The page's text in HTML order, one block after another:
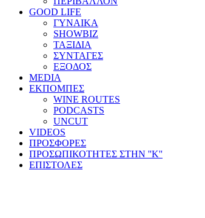
GOOD LIFE
ΓΥΝΑΙΚΑ
SHOWBIZ
ΤΑΞΙΔΙΑ
ΣΥΝΤΑΓΕΣ
ΕΞΟΔΟΣ
MEDIA
ΕΚΠΟΜΠΕΣ
WINE ROUTES
PODCASTS
UNCUT
VIDEOS
ΠΡΟΣΦΟΡΕΣ
ΠΡΟΣΩΠΙΚΟΤΗΤΕΣ ΣΤΗΝ ''Κ''
ΕΠΙΣΤΟΛΕΣ